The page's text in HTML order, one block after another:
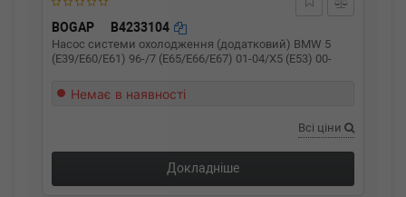
BOGAP B4233104
Насос системи охолодження (додатковий) BMW 5
(E39/E60/E61) 96-/7 (E65/E66/E67) 01-04/X5 (E53) 00-
Немає в наявності
Всі ціни
Докладніше